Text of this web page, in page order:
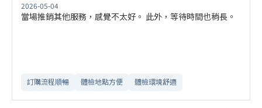
2026-05-04
當場推銷其他服務，感覺不太好。 此外，等待時間也稍長。
訂購流程順暢 體檢地點方便 體檢環境舒適​